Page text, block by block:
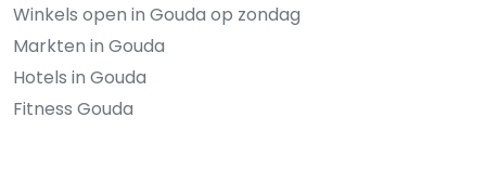
Winkels open in Gouda op zondag
Markten in Gouda
Hotels in Gouda
Fitness Gouda